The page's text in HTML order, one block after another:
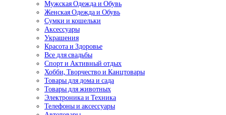
Мужская Одежда и Обувь
Женская Одежда и Обувь
Сумки и кошельки
Аксессуары
Украшения
Красота и Здоровье
Все для свадьбы
Спорт и Активный отдых
Хобби, Творчество и Канцтовары
Товары для дома и сада
Товары для животных
Электроника и Техника
Телефоны и аксессуары